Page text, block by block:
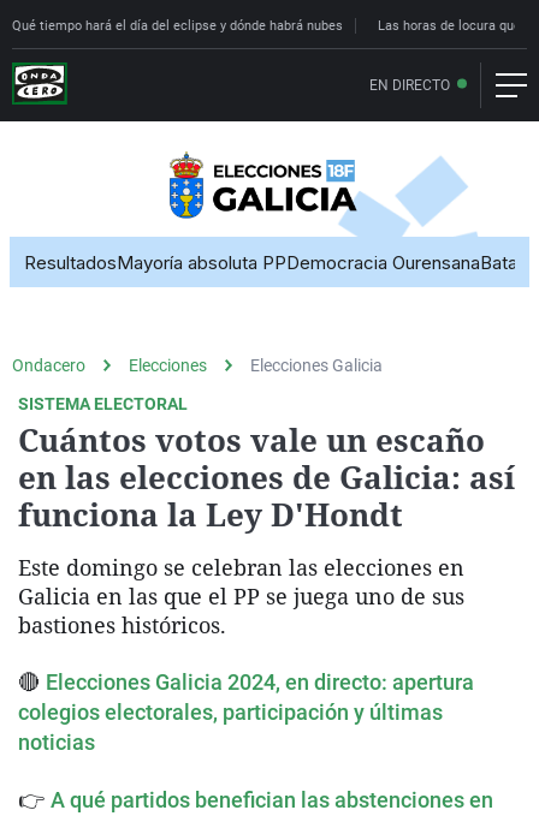
Qué tiempo hará el día del eclipse y dónde habrá nubes Las horas de locura que
EN DIRECTO
Ondacero Elecciones
Elecciones Galicia
SISTEMA ELECTORAL
Cuántos votos vale un escaño
en las elecciones de Galicia: así
funciona la Ley D'Hondt
Este domingo se celebran las elecciones en
Galicia en las que el PP se juega uno de sus
bastiones históricos.
🔴 Elecciones Galicia 2024, en directo: apertura
colegios electorales, participación y últimas
noticias
👉 A qué partidos benefician las abstenciones en